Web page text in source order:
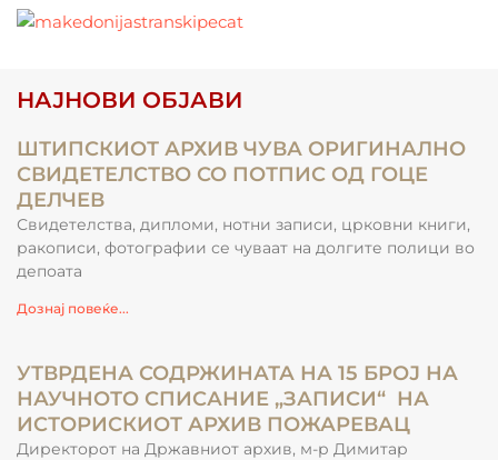
НАЈНОВИ ОБЈАВИ
ШТИПСКИОТ АРХИВ ЧУВА ОРИГИНАЛНО
СВИДЕТЕЛСТВО СО ПОТПИС ОД ГОЦЕ
ДЕЛЧЕВ
Свидетелства, дипломи, нотни записи, црковни книги,
ракописи, фотографии се чуваат на долгите полици во
депоата
Дознај повеќе...
УТВРДЕНА СОДРЖИНАТА НА 15 БРОЈ НА
НАУЧНОТО СПИСАНИЕ „ЗАПИСИ“ НА
ИСТОРИСКИОТ АРХИВ ПОЖАРЕВАЦ
Директорот на Државниот архив, м-р Димитар